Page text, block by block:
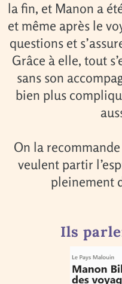
la fin, et Manon a
et même après le
questions et
Grâce à elle, tout
sans son
bien plus
On la
veulent partir
pleinement
Ils